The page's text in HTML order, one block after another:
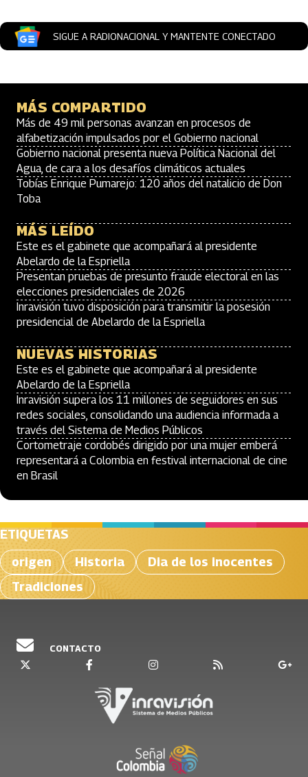
SIGUE A RADIONACIONAL Y MANTENTE CONECTADO
MÁS COMPARTIDO
Más de 49 mil personas avanzan en procesos de
alfabetización impulsados por el Gobierno nacional
Gobierno nacional presenta nueva Política Nacional del
Agua, de cara a los desafíos climáticos actuales
Tobías Enrique Pumarejo: 120 años del natalicio de Don
Toba
MÁS LEÍDO
Este es el gabinete que acompañará al presidente
Abelardo de la Espriella
Presentan pruebas de presunto fraude electoral en las
elecciones presidenciales de 2026
Inravisión tuvo disposición para transmitir la posesión
presidencial de Abelardo de la Espriella
NUEVAS HISTORIAS
Este es el gabinete que acompañará al presidente
Abelardo de la Espriella
Inravisión supera los 11 millones de seguidores en sus
redes sociales, consolidando una audiencia informada a
través del Sistema de Medios Públicos
Cortometraje cordobés dirigido por una mujer emberá
representará a Colombia en festival internacional de cine
en Brasil
ETIQUETAS
origen
Historia
Dia de los inocentes
Tradiciones
CONTACTO